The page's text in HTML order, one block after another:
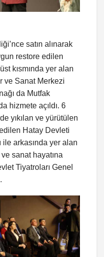
satın alınarak
restore edilen
kısmında yer alan
ve Sanat Merkezi
da Mutfak
hizmete açıldı. 6
yıkılan ve yürütülen
Hatay Devleti
arkasında yer alan
sanat hayatına
Tiyatroları Genel